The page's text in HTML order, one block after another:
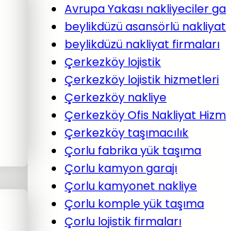
Avrupa Yakası nakliyeciler
beylikdüzü asansörlü nakliyat
beylikdüzü nakliyat firmaları
Çerkezköy lojistik
Çerkezköy lojistik hizmetleri
Çerkezköy nakliye
Çerkezköy Ofis Nakliyat
Çerkezköy taşımacılık
Çorlu fabrika yük taşıma
Çorlu kamyon garajı
Çorlu kamyonet nakliye
Çorlu komple yük taşıma
Çorlu lojistik firmaları